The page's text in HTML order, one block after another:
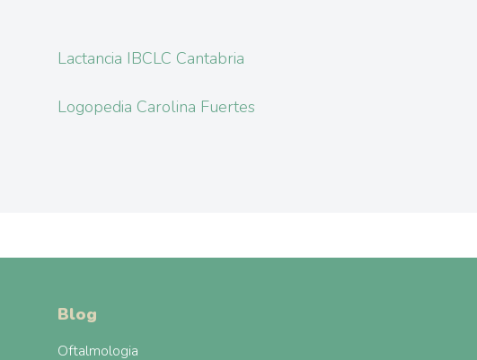
Lactancia IBCLC Cantabria
Logopedia Carolina Fuertes
Blog
Oftalmologia